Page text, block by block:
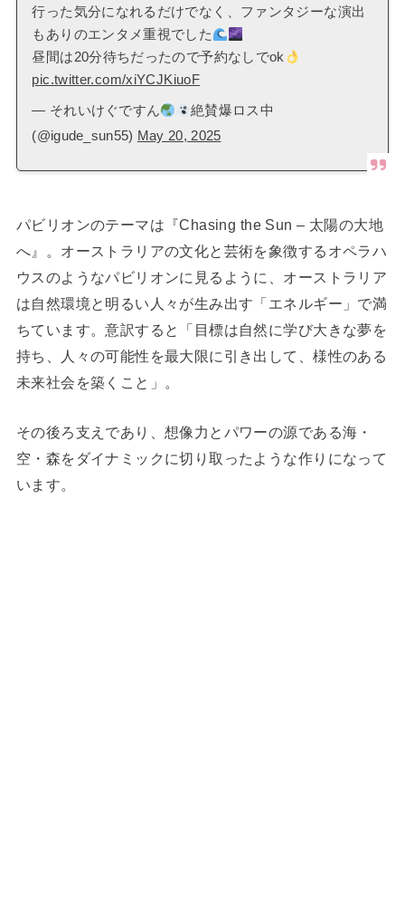
行った気分になれるだけでなく、ファンタジーな演出
もありのエンタメ重視でした
昼間は20分待ちだったので予約なしでok
pic.twitter.com/xiYCJKiuoF
— それいけぐですん
絶賛爆ロス中
(@igude_sun55) May 20, 2025
パビリオンのテーマは『Chasing the Sun – 太陽の大地
へ』。オーストラリアの文化と芸術を象徴するオペラハ
ウスのようなパビリオンに見るように、オーストラリア
は自然環境と明るい人々が生み出す「エネルギー」で満
ちています。意訳すると「目標は自然に学び大きな夢を
持ち、人々の可能性を最大限に引き出して、様性のある
未来社会を築くこと」。
その後ろ支えであり、想像力とパワーの源である海・
空・森をダイナミックに切り取ったような作りになって
います。